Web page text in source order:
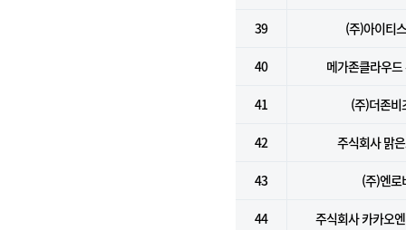
39 (주)아이티
40 메가존클라우
41 (주)더존비
42 주식회사 맑
43 (주)엔로
44 주식회사 카카오